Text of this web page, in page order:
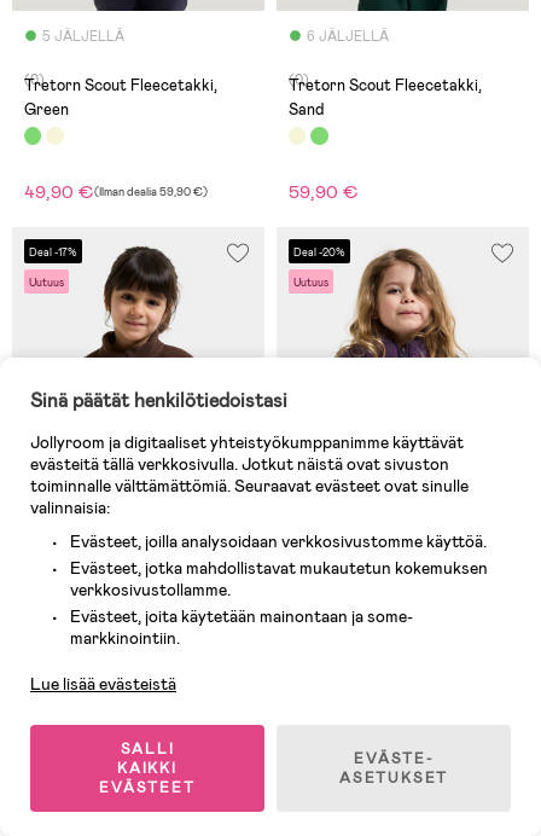
5 JÄLJELLÄ
(0)
Tretorn Scout Fleecetakki,
Green
49,90 €(Ilman dealia59,90 €)
6 JÄLJELLÄ
(0)
Tretorn Scout Fleecetakki,
Sand
59,90 €
Deal -17%
Uutuus
9 JÄLJELLÄ
Didriksons Anten Teddytakki,
Ilman dealia 59,90 €
Deal -20%
Uutuus
39,90 €
Sinä päätät henkilötiedoistasi
Jollyroom ja digitaaliset yhteistyökumppanimme käyttävät
evästeitä tällä verkkosivulla. Jotkut näistä ovat sivuston
toiminnalle välttämättömiä. Seuraavat evästeet ovat sinulle
valinnaisia:
Evästeet, joilla analysoidaan verkkosivustomme käyttöä.
Evästeet, jotka mahdollistavat mukautetun kokemuksen
verkkosivustollamme.
Evästeet, joita käytetään mainontaan ja some-
markkinointiin.
Lue lisää evästeistä
SALLI
KAIKKI
EVÄSTEET
EVÄSTE-
ASETUKSET